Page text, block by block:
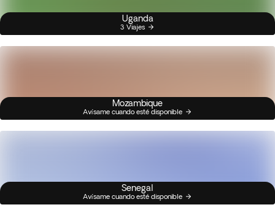
Uganda
3 Viajes
Mozambique
Avísame cuando esté disponible
Senegal
Avísame cuando esté disponible